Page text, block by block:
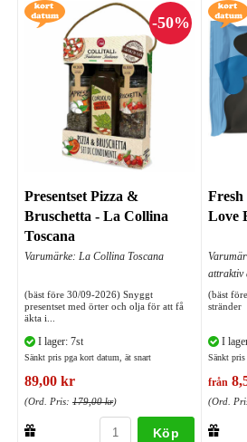
Presentset Pizza &
Bruschetta - La Collina
Toscana
Varumärke: La Collina Toscana
(bäst före 30/09-2026) Snyggt
presentset med örter och olja för att få
äkta i...
I lager: 7st
Sänkt pris pga kort datum, ät snart
89,00 kr
(Ord. Pris: 179,00 kr)
Köp
Fresh
Love
attraktiv
(bäst
stränder
I
Sänkt pris
från
(Ord.